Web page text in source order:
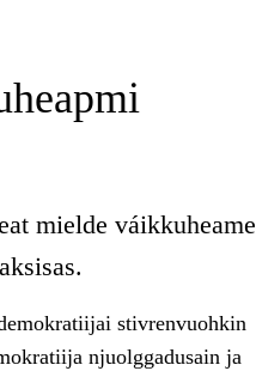
mielde váikkuheame
stivrenvuohkin
njuolggadusain ja